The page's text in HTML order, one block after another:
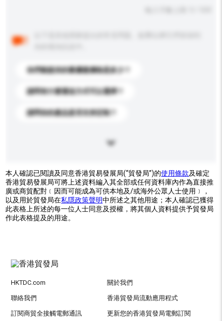
你們能提供的最優惠價格是多少？
請問有什麼運送方式可以選擇？
請問你的產品是否支持定制？
本人確認已閱讀及同意香港貿易發展局(“貿發局”)的使用條款及確定
香港貿易發展局可將上述資料編入其全部或任何資料庫內作為直接推
廣或商貿配對﹝因而可能成為可供本地及/或海外公眾人士使用﹞，
以及用於貿發局在私隱政策聲明中所述之其他用途；本人確認已獲得
此表格上所述的每一位人士同意及授權，將其個人資料提供予貿發局
作此表格提及的用途。
HKTDC.com 關於我們
聯絡我們 香港貿發局流動應用程式
訂閱商貿全接觸電郵通訊 更新您的香港貿發局電郵訂閱